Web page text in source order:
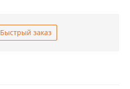
Быстрый заказ